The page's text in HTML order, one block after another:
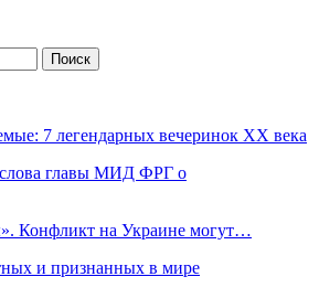
7 легендарных вечеринок XX века
слова главы МИД ФРГ о
Конфликт на Украине могут…
и признанных в мире